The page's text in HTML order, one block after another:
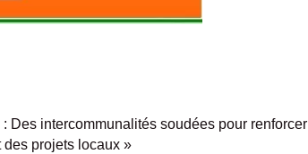
Des intercommunalités soudées pour renforcer
des projets locaux »